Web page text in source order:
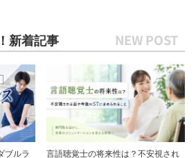
新着記事
ブルラ
言語聴覚士の将来性は？不安視され